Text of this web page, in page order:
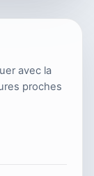
avec la
proches